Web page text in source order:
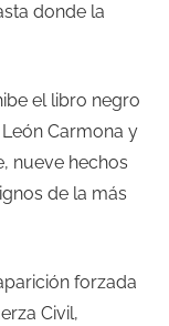
donde la
el libro negro
Carmona y
nueve hechos
de la más
forzada
Civil,